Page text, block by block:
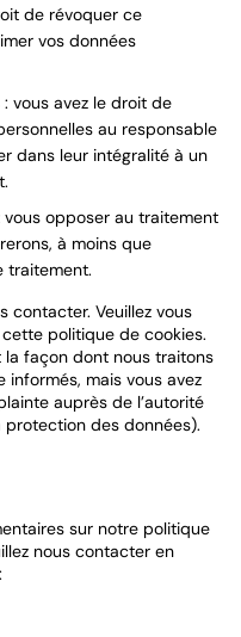
de révoquer ce
vos données
vous avez le droit de
au responsable
dans leur intégralité à un
vous opposer au traitement
à moins que
traitement.
contacter. Veuillez vous
politique de cookies.
la façon dont nous traitons
informés, mais vous avez
auprès de l’autorité
des données).
sur notre politique
nous contacter en